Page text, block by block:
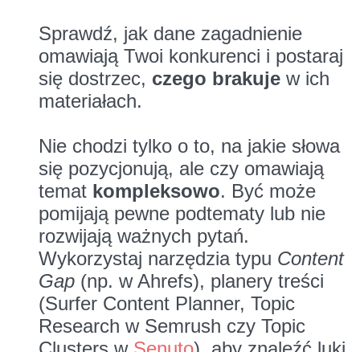
Sprawdź, jak dane zagadnienie
omawiają Twoi konkurenci i postaraj
się dostrzec, czego brakuje w ich
materiałach.
Nie chodzi tylko o to, na jakie słowa
się pozycjonują, ale czy omawiają
temat kompleksowo. Być może
pomijają pewne podtematy lub nie
rozwijają ważnych pytań.
Wykorzystaj narzędzia typu Content
Gap (np. w Ahrefs), planery treści
(Surfer Content Planner, Topic
Research w Semrush czy Topic